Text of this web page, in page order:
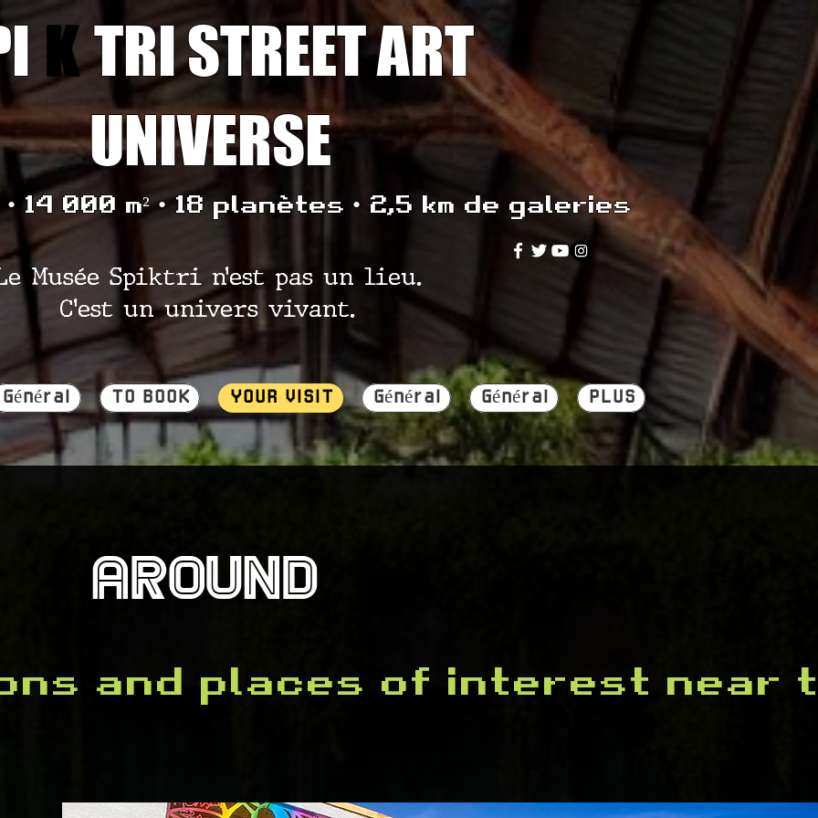
KTRI STREET ART
UNIVERSE
14 000 m² • 18 planètes • 2,5 km de galeries
Musée Spiktri n’est pas un lieu.
C’est un univers vivant.
Général TO BOOK YOUR VISIT Général Général PLUS
Around
and places of interest near